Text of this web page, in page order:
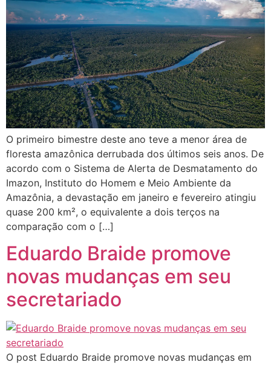
O primeiro bimestre deste ano teve a menor área de
floresta amazônica derrubada dos últimos seis anos. De
acordo com o Sistema de Alerta de Desmatamento do
Imazon, Instituto do Homem e Meio Ambiente da
Amazônia, a devastação em janeiro e fevereiro atingiu
quase 200 km², o equivalente a dois terços na
comparação com o […]
Eduardo Braide promove
novas mudanças em seu
secretariado
O post Eduardo Braide promove novas mudanças em